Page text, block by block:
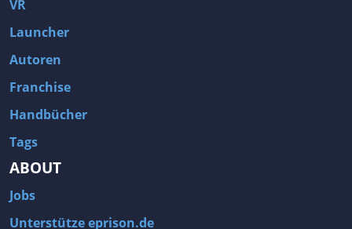
VR
Launcher
Autoren
Franchise
Handbücher
Tags
ABOUT
Jobs
Unterstütze eprison.de